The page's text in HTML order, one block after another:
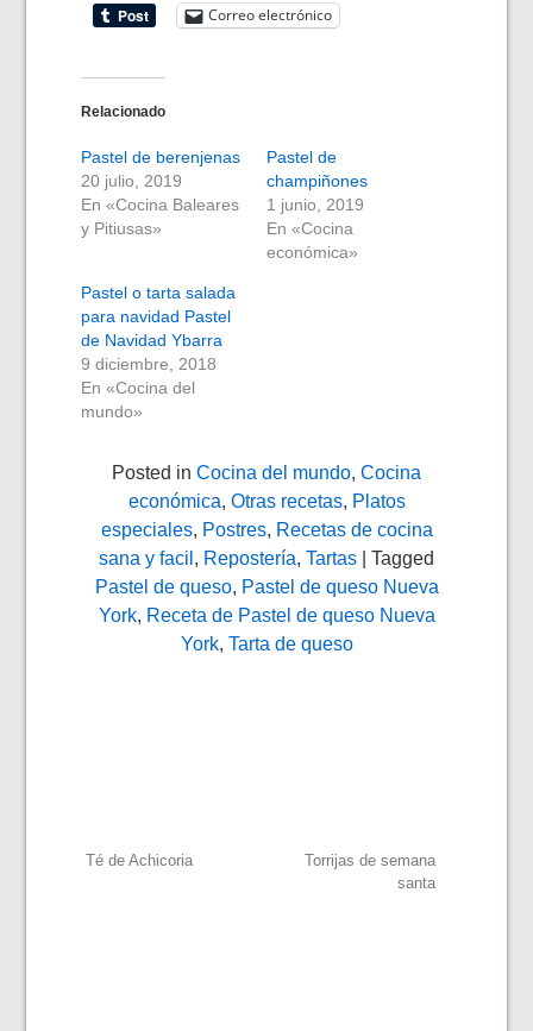
Correo electrónico
Relacionado
Pastel de berenjenas
20 julio, 2019
En «Cocina Baleares
y Pitiusas»
Pastel de
champiñones
1 junio, 2019
En «Cocina
económica»
Pastel o tarta salada
para navidad Pastel
de Navidad Ybarra
9 diciembre, 2018
En «Cocina del
mundo»
Posted in Cocina del mundo, Cocina
económica, Otras recetas, Platos
especiales, Postres, Recetas de cocina
sana y facil , Repostería, Tartas | Tagged
Pastel de queso, Pastel de queso Nueva
York, Receta de Pastel de queso Nueva
York, Tarta de queso
Navegación
Té de Achicoria
Torrijas de semana
santa